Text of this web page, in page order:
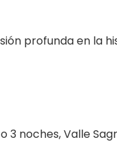
profunda en la
noches, Valle